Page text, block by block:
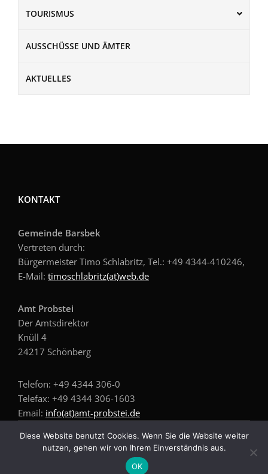
TOURISMUS
AUSSCHÜSSE UND ÄMTER
AKTUELLES
KONTAKT
Gemeinde Barsbek
Vertreten durch:
Bürgermeister Timo Schlabritz, Tel.: +49 4344-410246,
E-Mail: timoschlabritz(at)web.de
Amt Probstei
Der Amtsdirektor
Knüll 4
24217 Schönberg
Telefon: +49 4344 306-0
Telefax: +49 4344 306-1603
Email: info(at)amt-probstei.de
Copyright © 2026 Gemeinde Barsbek
Diese Website benutzt Cookies. Wenn Sie die Website weiter
nutzen, gehen wir von Ihrem Einverständnis aus.
OK